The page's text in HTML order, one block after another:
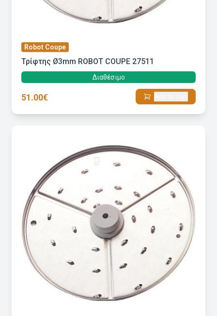
Robot Coupe
Τρίφτης Ø3mm ROBOT COUPE 27511
Διαθέσιμο
51.00€